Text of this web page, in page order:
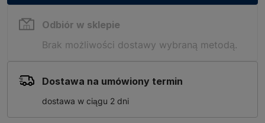
Odbiór w sklepie
Brak możliwości dostawy wybraną metodą.
Dostawa na umówiony termin
dostawa w ciągu 2 dni